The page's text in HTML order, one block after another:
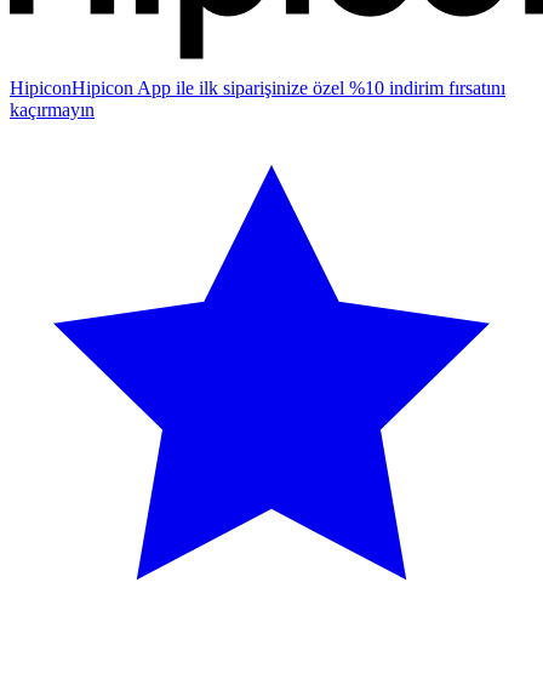
HipiconHipicon App ile ilk siparişinize özel %10 indirim fırsatını
kaçırmayın